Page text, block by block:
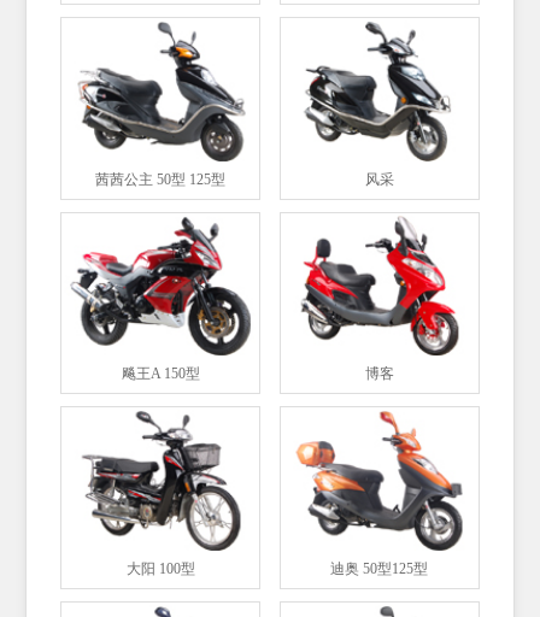
茜茜公主 50型 125型 风采
飚王A 150型 博客
大阳 100型 迪奥 50型125型